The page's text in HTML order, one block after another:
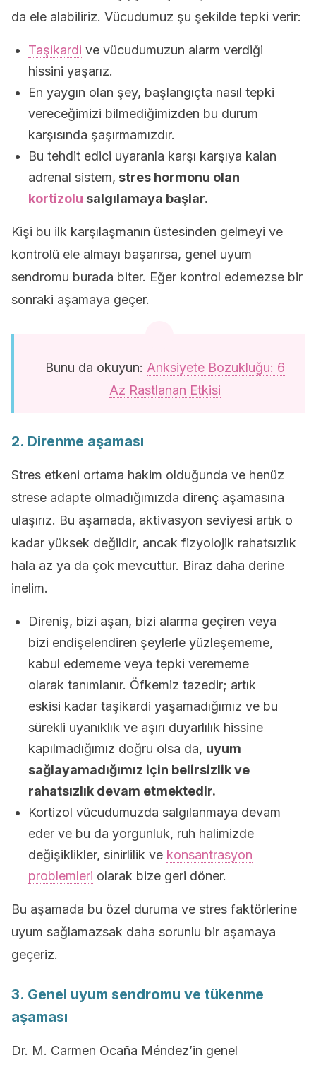
da ele alabiliriz. Vücudumuz şu şekilde tepki verir:
Taşikardi ve vücudumuzun alarm verdiği
hissini yaşarız.
En yaygın olan şey, başlangıçta nasıl tepki
vereceğimizi bilmediğimizden bu durum
karşısında şaşırmamızdır.
Bu tehdit edici uyaranla karşı karşıya kalan
adrenal sistem, stres hormonu olan
kortizolu salgılamaya başlar.
Kişi bu ilk karşılaşmanın üstesinden gelmeyi ve
kontrolü ele almayı başarırsa, genel uyum
sendromu burada biter. Eğer kontrol edemezse bir
sonraki aşamaya geçer.
Bunu da okuyun: Anksiyete Bozukluğu: 6
Az Rastlanan Etkisi
2. Direnme aşaması
Stres etkeni ortama hakim olduğunda ve henüz
strese adapte olmadığımızda direnç aşamasına
ulaşırız. Bu aşamada, aktivasyon seviyesi artık o
kadar yüksek değildir, ancak fizyolojik rahatsızlık
hala az ya da çok mevcuttur. Biraz daha derine
inelim.
Direniş, bizi aşan, bizi alarma geçiren veya
bizi endişelendiren şeylerle yüzleşememe,
kabul edememe veya tepki verememe
olarak tanımlanır. Öfkemiz tazedir; artık
eskisi kadar taşikardi yaşamadığımız ve bu
sürekli uyanıklık ve aşırı duyarlılık hissine
kapılmadığımız doğru olsa da, uyum
sağlayamadığımız için belirsizlik ve
rahatsızlık devam etmektedir.
Kortizol vücudumuzda salgılanmaya devam
eder ve bu da yorgunluk, ruh halimizde
değişiklikler, sinirlilik ve konsantrasyon
problemleri olarak bize geri döner.
Bu aşamada bu özel duruma ve stres faktörlerine
uyum sağlamazsak daha sorunlu bir aşamaya
geçeriz.
3. Genel uyum sendromu ve tükenme
aşaması
Dr. M. Carmen Ocaña Méndez’in genel